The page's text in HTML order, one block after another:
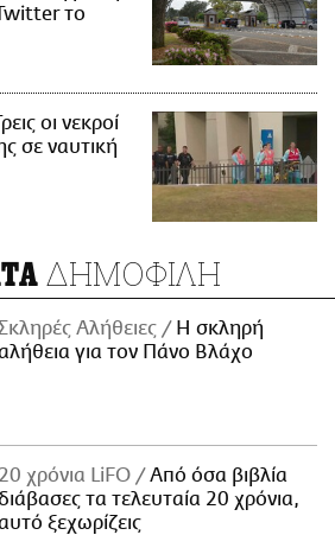
το
οι νεκροί
σε ναυτική
ΔΗΜΟΦΙΛΗ
Αλήθειες
H σκληρή
για τον Πάνο Βλάχο
20 χρόνια LiFO
Από όσα βιβλία
τα τελευταία 20 χρόνια,
ξεχωρίζεις